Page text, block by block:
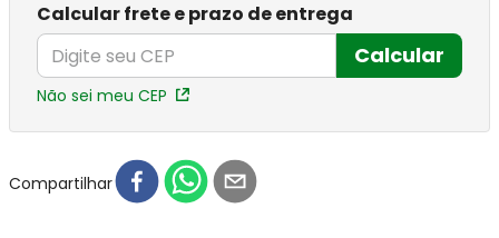
Calcular frete e prazo de entrega
Calcular
Não sei meu CEP
Compartilhar